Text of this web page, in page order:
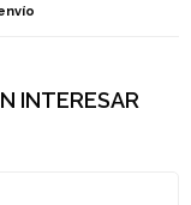
INTERESAR